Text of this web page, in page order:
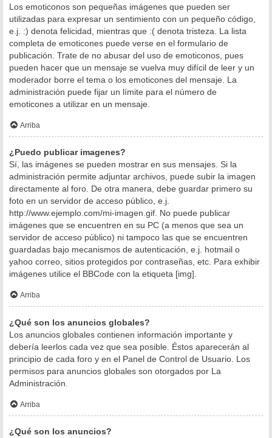
Los emoticonos son pequeñas imágenes que pueden ser
utilizadas para expresar un sentimiento con un pequeño código,
e.j. :) denota felicidad, mientras que :( denota tristeza. La lista
completa de emoticones puede verse en el formulario de
publicación. Trate de no abusar del uso de emoticonos, pues
pueden hacer que un mensaje se vuelva muy difícil de leer y un
moderador borre el tema o los emoticones del mensaje. La
administración puede fijar un límite para el número de
emoticones a utilizar en un mensaje.
Arriba
¿Puedo publicar imagenes?
Sí, las imágenes se pueden mostrar en sus mensajes. Si la
administración permite adjuntar archivos, puede subir la imagen
directamente al foro. De otra manera, debe guardar primero su
foto en un servidor de acceso público, e.j.
http://www.ejemplo.com/mi-imagen.gif. No puede publicar
imágenes que se encuentren en su PC (a menos que sea un
servidor de acceso público) ni tampoco las que se encuentren
guardadas bajo mecanismos de autenticación, e.j. hotmail o
yahoo correo, sitios protegidos por contraseñas, etc. Para exhibir
imágenes utilice el BBCode con la etiqueta [img].
Arriba
¿Qué son los anuncios globales?
Los anuncios globales contienen información importante y
debería leerlos cada vez que sea posible. Éstos aparecerán al
principio de cada foro y en el Panel de Control de Usuario. Los
permisos para anuncios globales son otorgados por La
Administración.
Arriba
¿Qué son los anuncios?